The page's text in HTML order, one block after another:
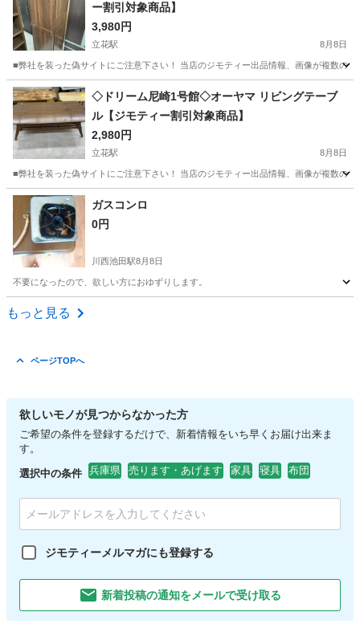
ー割引対象商品】
3,980円
立花駅 8月8日
■弊社を装った偽サイトにご注意下さい！ 当店のジモティー出品情報、画像が複数の
兵庫 尼崎市 立花駅 収納家具 ドリーム
◇ドリーム尼崎1号館◇オーヤマ リビングテーブ
ル【ジモティー割引対象商品】
2,980円
立花駅 8月8日
■弊社を装った偽サイトにご注意下さい！ 当店のジモティー出品情報、画像が複数の
兵庫 尼崎市 立花駅
ガスコンロ
0円
川西池田駅8月8日
不要になったので、欲しい方におゆずりします。
兵庫 川西市
もっと見る
ページTOPへ
欲しいモノが見つからなかった方
ご希望の条件を登録するだけで、新着情報をいち早くお届け出来ま
す。
選択中の条件 兵庫県 売ります・あげます 家具 寝具 布団
ジモティーメルマガにも登録する
新着投稿の通知をメールで受け取る